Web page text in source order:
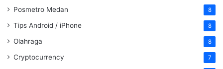
Posmetro Medan 8
Tips Android / iPhone 8
Olahraga 8
Cryptocurrency 7